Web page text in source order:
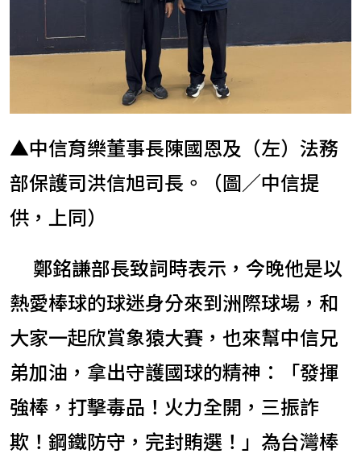
▲中信育樂董事長陳國恩及（左）法務
部保護司洪信旭司長。（圖／中信提
供，上同）
鄭銘謙部長致詞時表示，今晚他是以
熱愛棒球的球迷身分來到洲際球場，和
大家一起欣賞象猿大賽，也來幫中信兄
弟加油，拿出守護國球的精神：「發揮
強棒，打擊毒品！火力全開，三振詐
欺！鋼鐵防守，完封賄選！」為台灣棒